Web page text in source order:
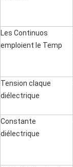
Les Continuos
emploient le Temp
Tension claque
diélectrique
Constante
diélectrique